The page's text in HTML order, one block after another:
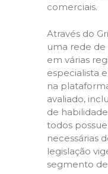
comerciais.
Através do
uma rede de
em várias
especialista
na
avaliado,
de
todos
necessárias
legislação
segmento